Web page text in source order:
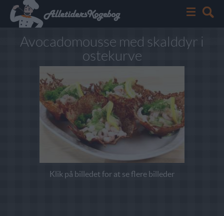
Avocadomousse med skalddyr i
ostekurve
Klik på billedet for at se flere billeder